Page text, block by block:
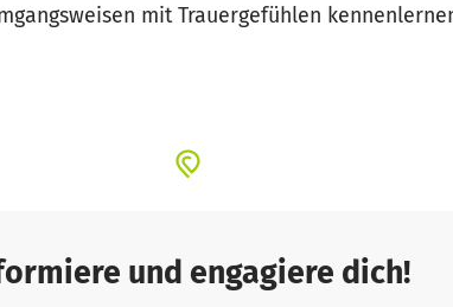
mit Trauergefühlen
und ist gerade bei frühen Verlusten ein
werden von ausgebildeten Kinder- und
können, benötigen wir Ihre Unterstützung,
und engagiere dich!